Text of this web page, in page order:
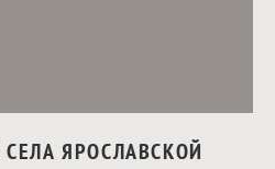
ЯРОСЛАВСКОЙ